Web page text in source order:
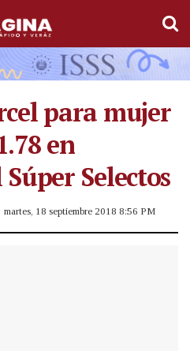
para mujer
en
Selectos
martes, 18 septiembre 2018 8:56 PM